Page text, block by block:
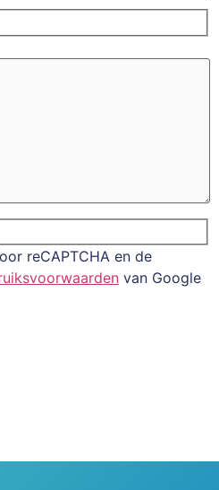
reCAPTCHA en de
van Google